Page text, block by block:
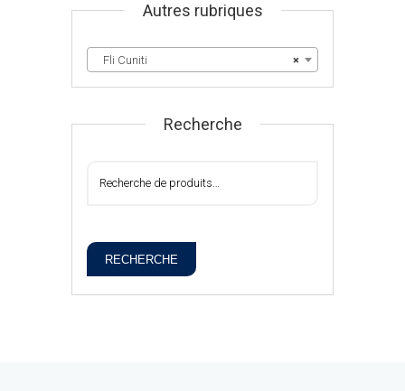
Autres rubriques
×
Fli Cuniti
Recherche
RECHERCHE